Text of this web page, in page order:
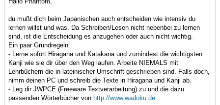
du mußt dich beim Japanischen auch entscheiden wie intensiv du
lernen willst und was. Da Schreiben/Lesen nicht nebenbei zu lernen
sind, ist die Entscheidung es anzugehen oder auch nicht wichtig.
Ein paar Grundregeln:
- Lerne sofort Hiragana und Katakana und zumindest die wichtigsten
Kanji wie sie dir über den Weg laufen. Arbeite NIEMALS mit
Lehrbüchern die in lateinischer Umschrift geschrieben sind. Falls doch,
nimm deinen PC und schreib die Texte in Hiragana und Kanji ab.
- Leg dir JWPCE (Freeware Textverarbeitung) zu und die dazu
passenden Wörterbücher von http://www.wadoku.de